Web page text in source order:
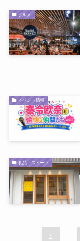
グルメ
イベント情報
食品・スイーツ
1